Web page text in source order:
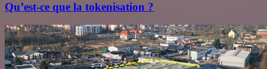
Qu’est‑ce que la tokenisation ?